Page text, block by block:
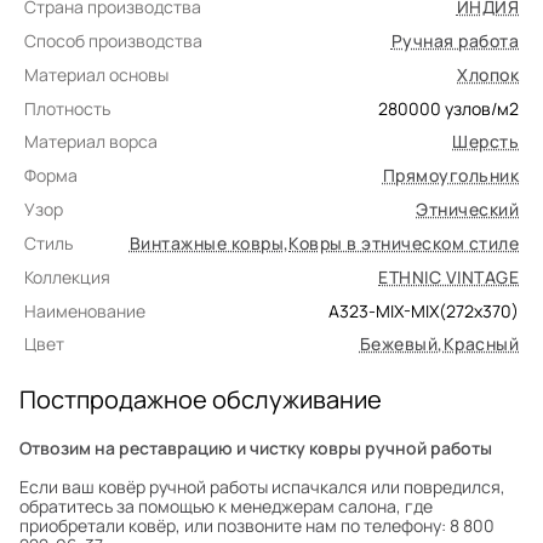
Страна производства
ИНДИЯ
Способ производства
Ручная работа
Материал основы
Хлопок
Плотность
280000 узлов/м2
Материал ворса
Шерсть
Форма
Прямоугольник
Узор
Этнический
Стиль
Винтажные ковры,Ковры в этническом стиле
Коллекция
ETHNIC VINTAGE
Наименование
A323-MIX-MIX(272x370)
Цвет
Бежевый,Красный
Постпродажное обслуживание
Отвозим на реставрацию и чистку ковры ручной работы
Если ваш ковёр ручной работы испачкался или повредился,
обратитесь за помощью к менеджерам салона, где
приобретали ковёр, или позвоните нам по телефону: 8 800